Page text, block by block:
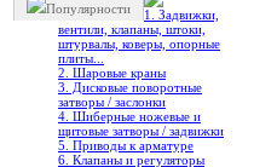
Популярности
1. Задвижки,
вентили, клапаны, штоки,
штурвалы, коверы, опорные
плиты...
2. Шаровые краны
3. Дисковые поворотные
затворы / заслонки
4. Шиберные ножевые и
щитовые затворы / задвижки
5. Приводы к арматуре
6. Клапаны и регуляторы